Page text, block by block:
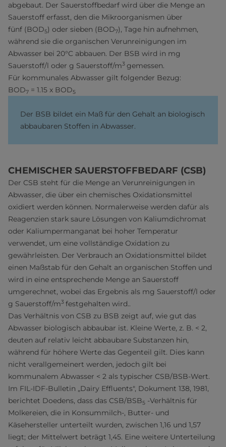
abgebaut. Der Sauerstoffbedarf wird über die Menge an
Sauerstoff erfasst, den die Mikroorganismen über
fünf (BOD5) oder sieben (BOD7), Tage hin aufnehmen,
während sie die organischen Verunreinigungen im
Abwasser bei 20°C abbauen. Der BSB wird in mg
Sauerstoff/l oder g Sauerstoff/m3 gemessen.
Für kommunales Abwasser gilt folgender Bezug:
BOD7 = 1.15 x BOD5
Der BSB bildet ein Maß für den Gehalt an biologisch
abbaubaren Stoffen in Abwasser.
CHEMISCHER SAUERSTOFFBEDARF (CSB)
Der CSB steht für die Menge an Verunreinigungen in
Abwasser, die über ein chemisches Oxidationsmittel
oxidiert werden können. Normalerweise werden dafür als
Reagenzien stark saure Lösungen von Kaliumdichromat
oder Kaliumpermanganat bei hoher Temperatur
verwendet, um eine vollständige Oxidation zu
gewährleisten. Der Verbrauch an Oxidationsmittel bildet
einen Maßstab für den Gehalt an organischen Stoffen und
wird in eine entsprechende Menge an Sauerstoff
umgerechnet, wobei das Ergebnis als mg Sauerstoff/l oder
g Sauerstoff/m3 festgehalten wird..
Das Verhältnis von CSB zu BSB zeigt auf, wie gut das
Abwasser biologisch abbaubar ist. Kleine Werte, z. B. < 2,
deuten auf relativ leicht abbaubare Substanzen hin,
während für höhere Werte das Gegenteil gilt. Dies kann
nicht verallgemeinert werden, jedoch gilt bei
kommunalem Abwasser < 2 als typischer CSB/BSB-Wert.
Im FIL-IDF-Bulletin „Dairy Effluents", Dokument 138, 1981,
berichtet Doedens, dass das CSB/BSB5 -Verhältnis für
Molkereien, die in Konsummilch-, Butter- und
Käsehersteller unterteilt wurden, zwischen 1,16 und 1,57
liegt; der Mittelwert beträgt 1,45. Eine weitere Unterteilung